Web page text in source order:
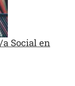
a Social en